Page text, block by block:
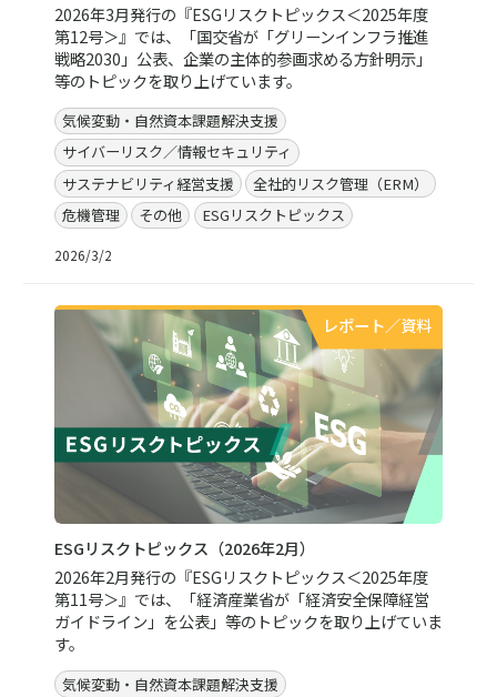
2026年3月発行の『ESGリスクトピックス＜2025年度
第12号＞』では、「国交省が「グリーンインフラ推進
戦略2030」公表、企業の主体的参画求める方針明示」
等のトピックを取り上げています。
気候変動・自然資本課題解決支援
サイバーリスク／情報セキュリティ
サステナビリティ経営支援
全社的リスク管理（ERM）
危機管理
その他 ESGリスクトピックス
2026/3/2
レポート／資料
ESGリスクトピックス（2026年2月）
2026年2月発行の『ESGリスクトピックス＜2025年度
第11号＞』では、「経済産業省が「経済安全保障経営
ガイドライン」を公表」等のトピックを取り上げていま
す。
気候変動・自然資本課題解決支援